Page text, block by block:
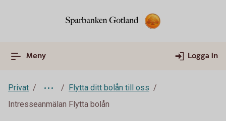
Meny Logga in
Privat
Flytta ditt bolån till oss
Intresseanmälan Flytta bolån